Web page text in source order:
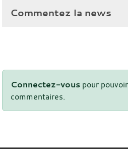
Commentez la news
Connectez-vous pour
commentaires.